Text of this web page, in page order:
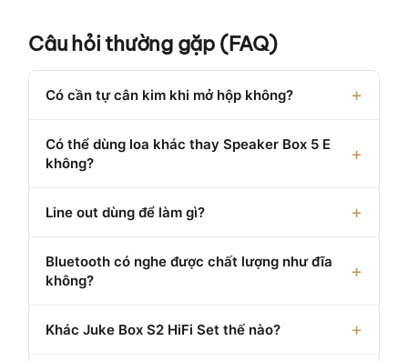
Câu hỏi thường gặp (FAQ)
Có cần tự cân kim khi mở hộp không?
Có thể dùng loa khác thay Speaker Box 5 E
không?
Line out dùng để làm gì?
Bluetooth có nghe được chất lượng như đĩa
không?
Khác Juke Box S2 HiFi Set thế nào?